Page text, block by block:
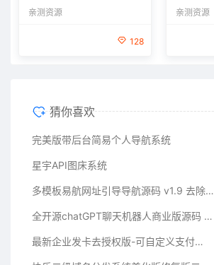
亲测资源
128
源代码
亲测资源
猜你喜欢
完美版带后台简易个人导航系统
星宇API图床系统
多模板易航网址引导导航源码 v1.9 去除弹窗等开心版
全开源chatGPT聊天机器人商业版源码 支持魔改 完全开放源代码
最新企业发卡去授权版-可自定义支付接口